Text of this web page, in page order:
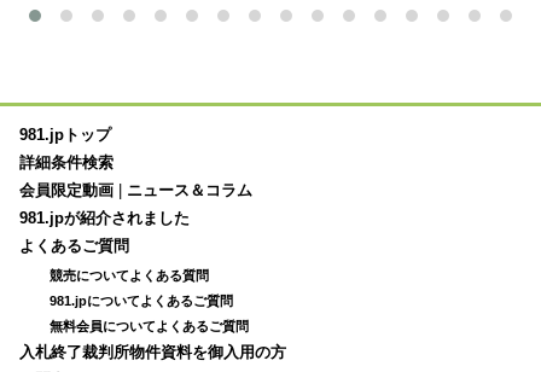
981.jpトップ
詳細条件検索
会員限定動画
ニュース＆コラム
981.jpが紹介されました
よくあるご質問
競売についてよくある質問
981.jpについてよくあるご質問
無料会員についてよくあるご質問
入札終了裁判所物件資料を御入用の方